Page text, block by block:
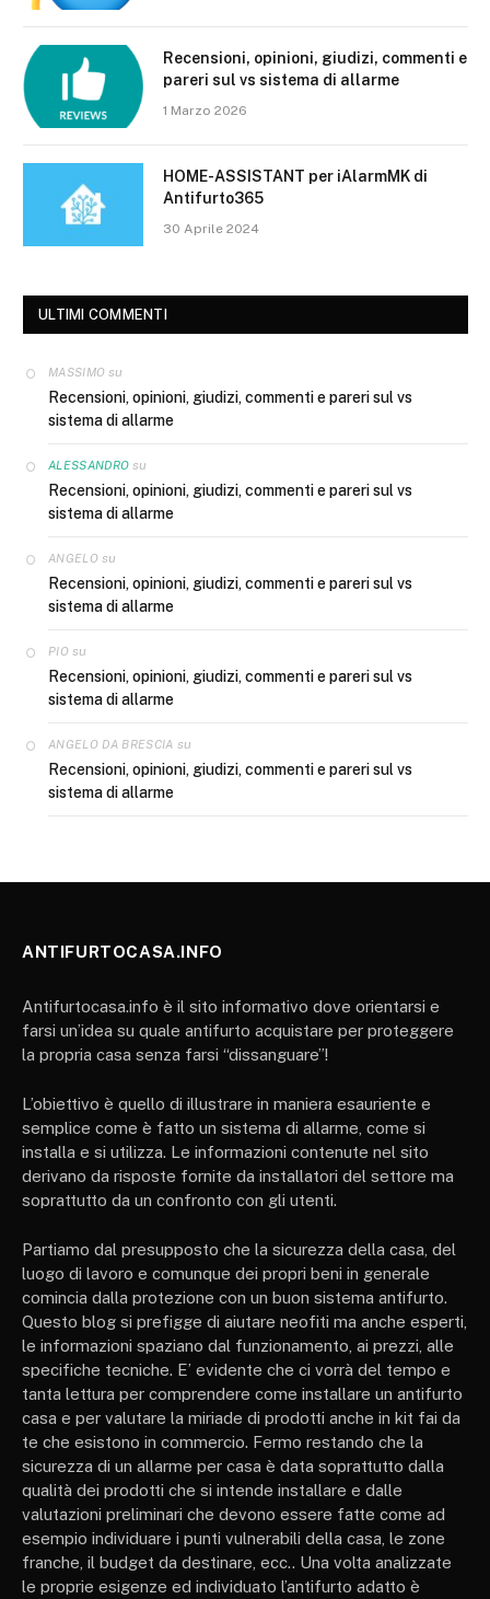
Recensioni, opinioni, giudizi, commenti e
pareri sul vs sistema di allarme
1 Marzo 2026
HOME-ASSISTANT per iAlarmMK di
Antifurto365
30 Aprile 2024
ULTIMI COMMENTI
MASSIMO su
Recensioni, opinioni, giudizi, commenti e pareri sul vs
sistema di allarme
ALESSANDRO su
Recensioni, opinioni, giudizi, commenti e pareri sul vs
sistema di allarme
ANGELO su
Recensioni, opinioni, giudizi, commenti e pareri sul vs
sistema di allarme
PIO su
Recensioni, opinioni, giudizi, commenti e pareri sul vs
sistema di allarme
ANGELO DA BRESCIA su
Recensioni, opinioni, giudizi, commenti e pareri sul vs
sistema di allarme
ANTIFURTOCASA.INFO
Antifurtocasa.info è il sito informativo dove orientarsi e
farsi un’idea su quale antifurto acquistare per proteggere
la propria casa senza farsi “dissanguare”!
L’obiettivo è quello di illustrare in maniera esauriente e
semplice come è fatto un sistema di allarme, come si
installa e si utilizza. Le informazioni contenute nel sito
derivano da risposte fornite da installatori del settore ma
soprattutto da un confronto con gli utenti.
Partiamo dal presupposto che la sicurezza della casa, del
luogo di lavoro e comunque dei propri beni in generale
comincia dalla protezione con un buon sistema antifurto.
Questo blog si prefigge di aiutare neofiti ma anche esperti,
le informazioni spaziano dal funzionamento, ai prezzi, alle
specifiche tecniche. E’ evidente che ci vorrà del tempo e
tanta lettura per comprendere come installare un antifurto
casa e per valutare la miriade di prodotti anche in kit fai da
te che esistono in commercio. Fermo restando che la
sicurezza di un allarme per casa è data soprattutto dalla
qualità dei prodotti che si intende installare e dalle
valutazioni preliminari che devono essere fatte come ad
esempio individuare i punti vulnerabili della casa, le zone
franche, il budget da destinare, ecc.. Una volta analizzate
le proprie esigenze ed individuato l’antifurto adatto è